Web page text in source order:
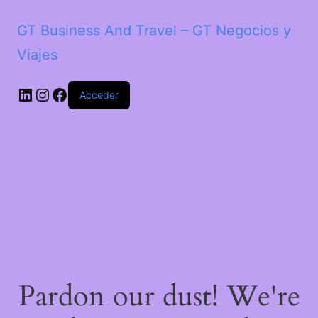
GT Business And Travel – GT Negocios y
Viajes
LinkedIn Instagram Facebook Acceder
Pardon our dust! We're